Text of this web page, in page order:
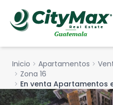
Inicio chevron_right Apartamentos chevron_right
chevron_right Zona 16
chevron_right En venta Apartamentos